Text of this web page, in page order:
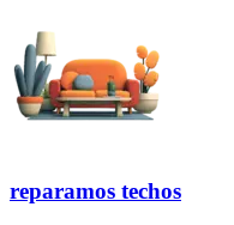
reparamos techos